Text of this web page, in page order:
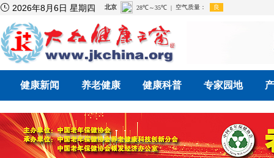
 2026年8月6日 星期四
健康新闻 养老健康 健康科普 专家园地